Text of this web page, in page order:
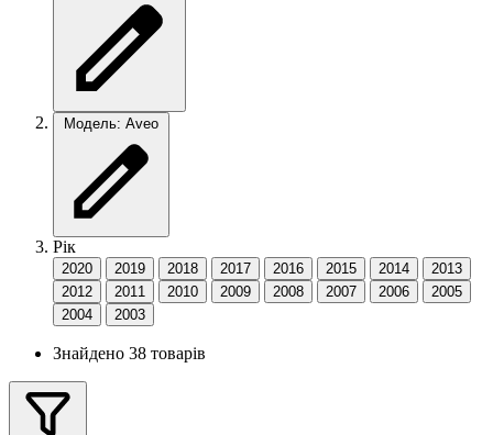
Модель: Aveo
Рік
2020 2019 2018 2017 2016 2015 2014
2013
2012
2011 2010 2009 2008 2007 2006
2005
2004
2003
Знайдено 38 товарів